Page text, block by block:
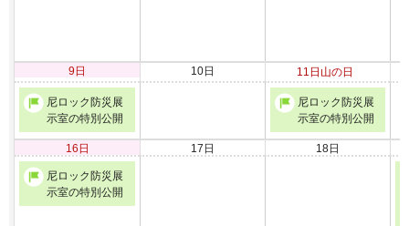
9日 10日 11日 山の日
尼ロック防災展
示室の特別公開
尼ロック防災展
示室の特別公開
16日 17日 18日
尼ロック防災展
示室の特別公開